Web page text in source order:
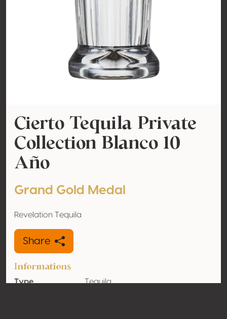
Cierto Tequila Private
Collection Blanco 10
Año
Grand Gold Medal
Revelation Tequila
Share
Informations
Type
Tequila